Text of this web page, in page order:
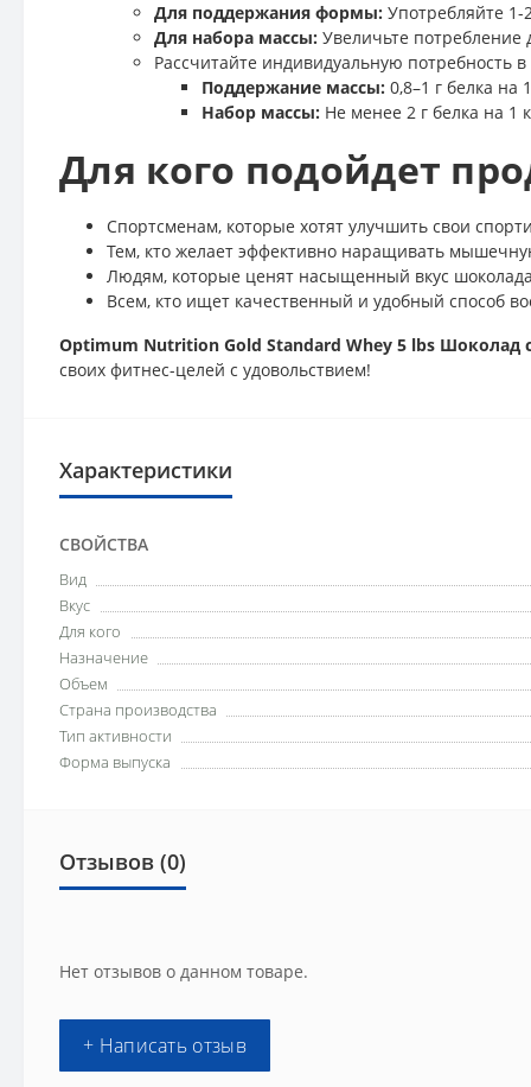
Для поддержания формы: Употребляйте
Для набора массы: Увеличьте
Рассчитайте индивидуальную потребность в
Поддержание массы: 0,8–1 г белка на
Набор массы: Не менее 2 г белка на 1
Для кого подойдет
Спортсменам, которые хотят улучшить свои
Тем, кто желает эффективно наращивать
Людям, которые ценят насыщенный вкус
Всем, кто ищет качественный и удобный способ
Optimum Nutrition Gold Standard Whey 5 lbs Шоколад
своих фитнес-целей с удовольствием!
Характеристики
СВОЙСТВА
Вид
Вкус
Для кого
Назначение
Объем
Страна производства
Тип активности
Форма выпуска
Отзывов (0)
Нет отзывов о данном товаре.
+ Написать отзыв